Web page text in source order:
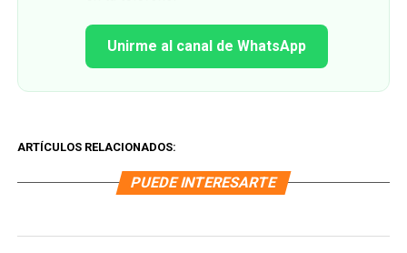
Unirme al canal de WhatsApp
ARTÍCULOS RELACIONADOS:
PUEDE INTERESARTE